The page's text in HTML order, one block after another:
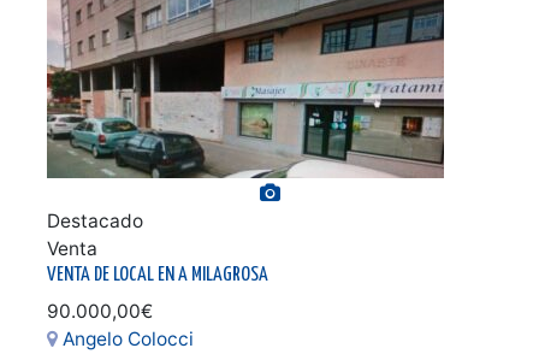
Ver galería de fotos
Destacado
Venta
VENTA DE LOCAL EN A MILAGROSA
90.000,00€
Angelo Colocci